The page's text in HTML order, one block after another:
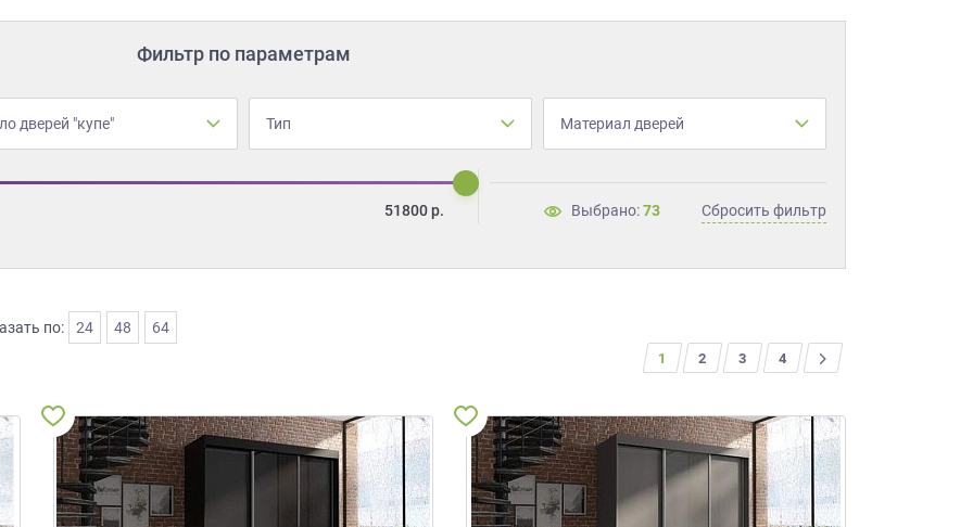
Фильтр по параметрам
дверей "купе" Тип Материал дверей
51800р. Выбрано:73 Сбросить фильтр
по: 24 48 64
1 2 3 4
>